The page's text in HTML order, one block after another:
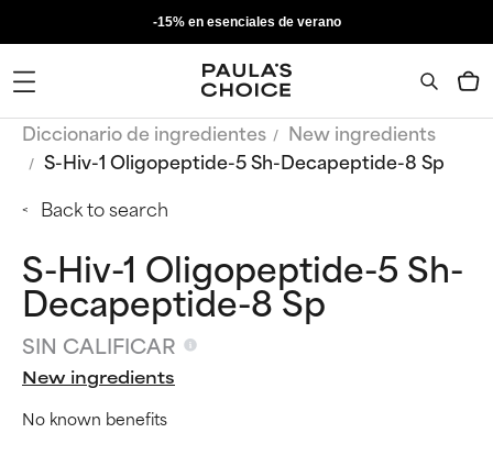
-15% en esenciales de verano
Diccionario de ingredientes
New ingredients
S-Hiv-1 Oligopeptide-5 Sh-Decapeptide-8 Sp
Back to search
S-Hiv-1 Oligopeptide-5 Sh-
Decapeptide-8 Sp
SIN CALIFICAR
New ingredients
No known benefits